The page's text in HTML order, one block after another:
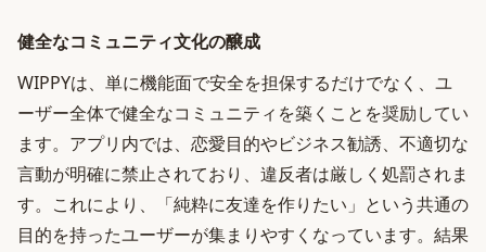
健全なコミュニティ文化の醸成
WIPPYは、単に機能面で安全を担保するだけでなく、ユ
ーザー全体で健全なコミュニティを築くことを奨励してい
ます。アプリ内では、恋愛目的やビジネス勧誘、不適切な
言動が明確に禁止されており、違反者は厳しく処罰されま
す。これにより、「純粋に友達を作りたい」という共通の
目的を持ったユーザーが集まりやすくなっています。結果